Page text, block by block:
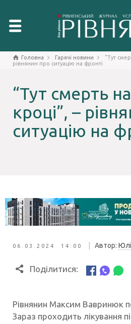
Головна Гарячі новини
"Тут
рівнянин про ситуацію на фронті
“Тут смерть
кроці”, –
ситуацію на
06.03.2024 14:00 Автор:
Поділитися:
Рівнянин Максим Вавринюк
Зараз проходить лікування